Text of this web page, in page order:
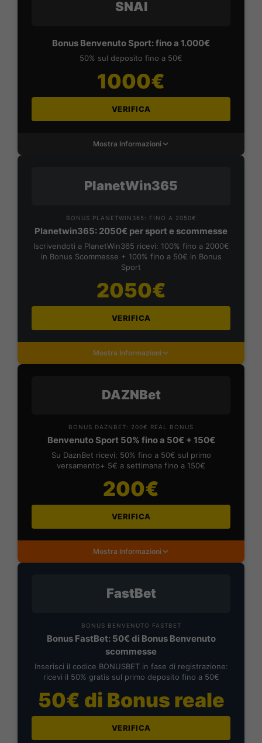
SNAI
Bonus Benvenuto Sport: fino a 1.000€
50% sul deposito fino a 50€
1000€
VERIFICA
Mostra Informazioni
PlanetWin365
BONUS PLANETWIN365: FINO A 2050€
Planetwin365: 2050€ per sport e scommesse
Iscrivendoti a PlanetWin365 ricevi: 100% fino a 2000€
in Bonus Scommesse + 100% fino a 50€ in Bonus
Sport
2050€
VERIFICA
Mostra Informazioni
DAZNBet
BONUS DAZNBET: 200€ REAL BONUS
Benvenuto Sport 50% fino a 50€ + 150€
Su DaznBet ricevi: 50% fino a 50€ sul primo
versamento+ 5€ a settimana fino a 150€
200€
VERIFICA
Mostra Informazioni
FastBet
BONUS BENVENUTO FASTBET
Bonus FastBet: 50€ di Bonus Benvenuto
scommesse
Inserisci il codice BONUSBET in fase di registrazione:
ricevi il 50% gratis sul primo deposito fino a 50€
50€ di Bonus reale
VERIFICA